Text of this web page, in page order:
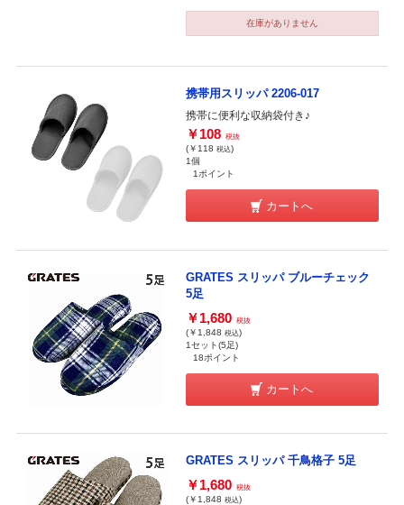
在庫がありません
携帯用スリッパ 2206-017
携帯に便利な収納袋付き♪
￥108 税抜
(￥118 税込)
1個
1ポイント
カートへ
GRATES スリッパ ブルーチェック
5足
￥1,680 税抜
(￥1,848 税込)
1セット(5足)
18ポイント
カートへ
GRATES スリッパ 千鳥格子 5足
￥1,680 税抜
(￥1,848 税込)